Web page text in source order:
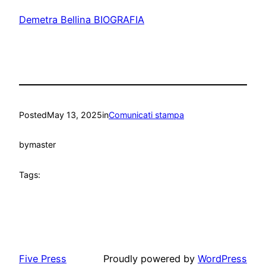
Demetra Bellina BIOGRAFIA
PostedMay 13, 2025inComunicati stampa
bymaster
Tags:
Five Press Proudly powered by WordPress